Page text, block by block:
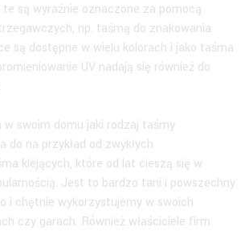
są wyraźnie oznaczone za pomocą
np. taśmą do znakowania
są dostępne w wielu kolorach i jako taśma
UV nadają się również do
w swoim domu jaki rodzaj taśmy
do na przykład od zwykłych
klejących, które od lat cieszą się w
Jest to bardzo tani i powszechny
i chętnie wykorzystujemy w swoich
czy garach. Również właściciele firm